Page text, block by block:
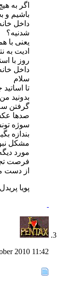
اگر به
باشیم و
داخل
شدنیه؟
یعنی با
ادیت به
روز با
داخل
سلام
تا
بدونید
گرفتن
صدها
سوژه
بندازه
مشکل
مورد
فرصت
از دست
پویا پریدل
2010 11:42